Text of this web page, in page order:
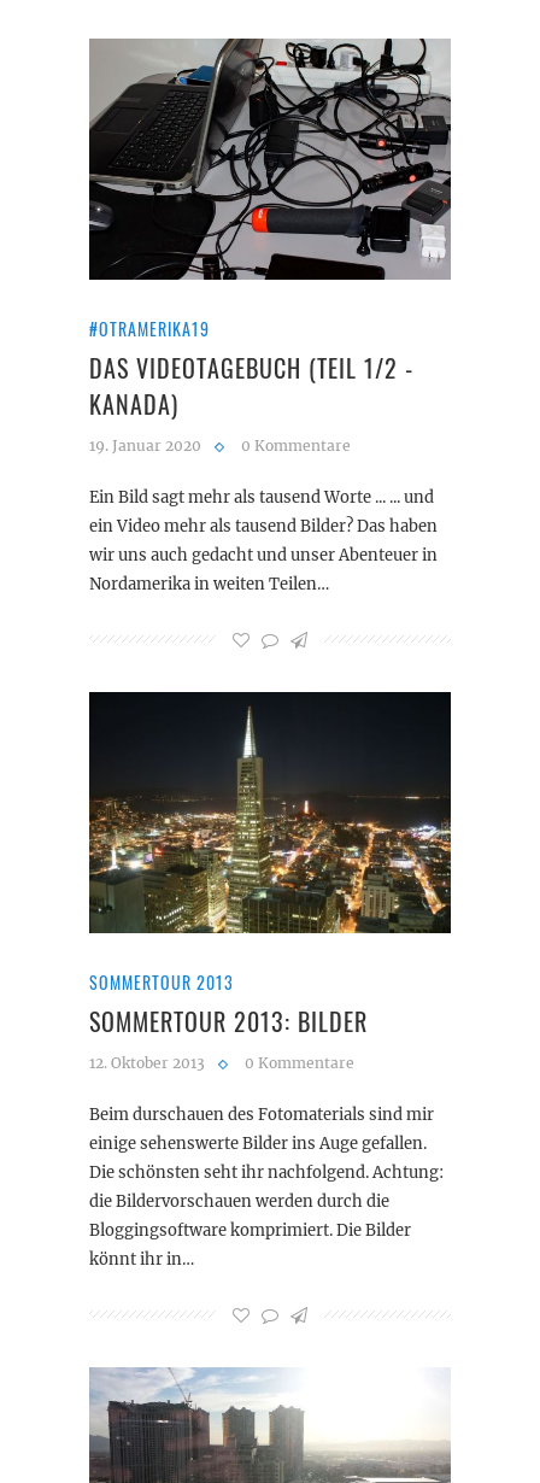
#OTRAMERIKA19
DAS VIDEOTAGEBUCH (TEIL 1/2 -
KANADA)
19. Januar 2020 0 Kommentare
Ein Bild sagt mehr als tausend Worte ... ... und
ein Video mehr als tausend Bilder? Das haben
wir uns auch gedacht und unser Abenteuer in
Nordamerika in weiten Teilen…
SOMMERTOUR 2013
SOMMERTOUR 2013: BILDER
12. Oktober 2013 0 Kommentare
Beim durschauen des Fotomaterials sind mir
einige sehenswerte Bilder ins Auge gefallen.
Die schönsten seht ihr nachfolgend. Achtung:
die Bildervorschauen werden durch die
Bloggingsoftware komprimiert. Die Bilder
könnt ihr in…